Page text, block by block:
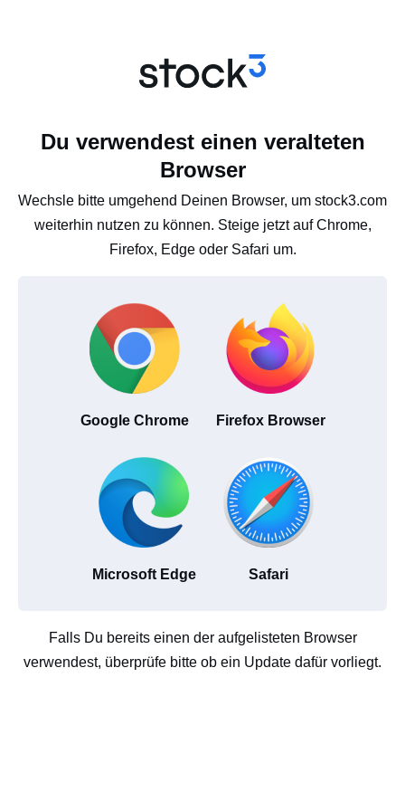
Du verwendest einen veralteten
Browser
Wechsle bitte umgehend Deinen Browser, um stock3.com
weiterhin nutzen zu können. Steige jetzt auf Chrome,
Firefox, Edge oder Safari um.
Google Chrome Firefox Browser
Microsoft Edge Safari
Falls Du bereits einen der aufgelisteten Browser
verwendest, überprüfe bitte ob ein Update dafür vorliegt.